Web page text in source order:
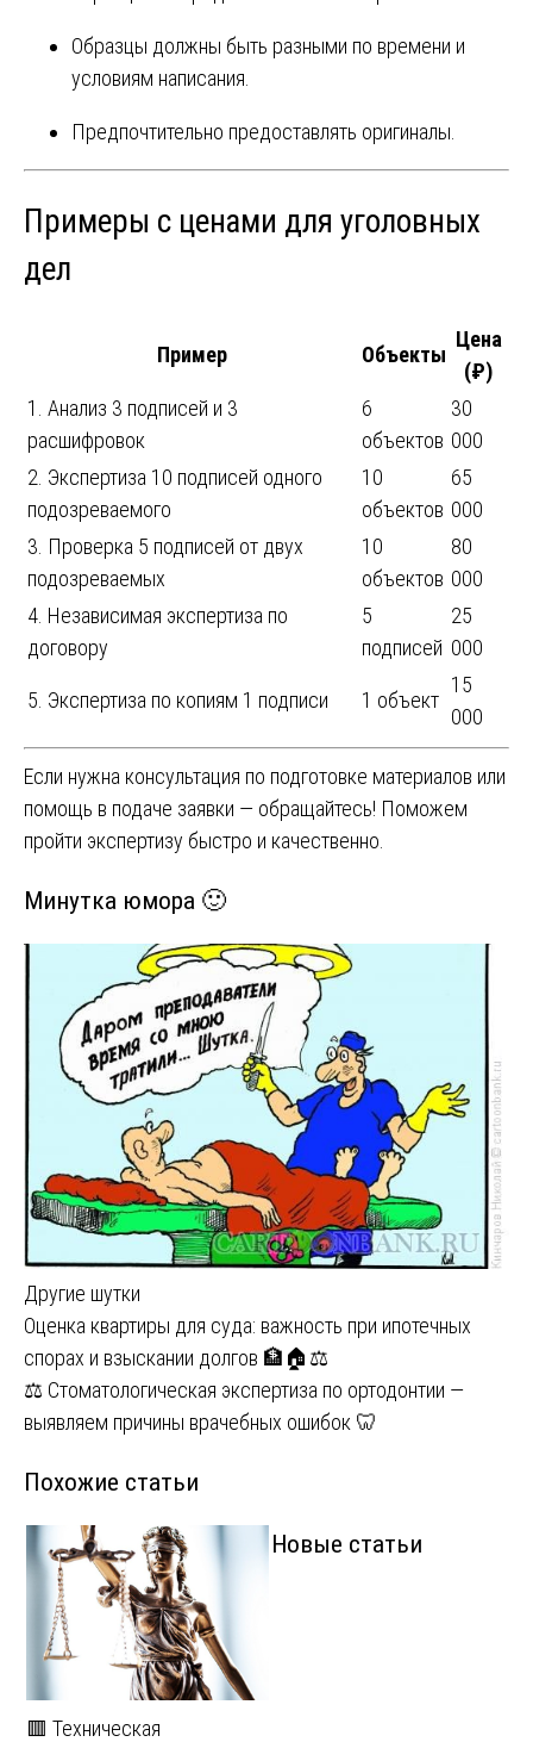
Образцы должны быть разными по времени и
условиям написания.
Предпочтительно предоставлять оригиналы.
Примеры с ценами для уголовных
дел
Пример Объекты
Цена
(₽)
1. Анализ 3 подписей и 3
расшифровок
6
объектов
30
000
2. Экспертиза 10 подписей одного
подозреваемого
10
объектов
65
000
3. Проверка 5 подписей от двух
подозреваемых
10
объектов
80
000
4. Независимая экспертиза по
договору
5
подписей
25
000
5. Экспертиза по копиям 1 подписи 1 объект
15
000
Если нужна консультация по подготовке материалов или
помощь в подаче заявки — обращайтесь! Поможем
пройти экспертизу быстро и качественно.
Минутка юмора 🙂
Другие шутки
Навигация
по
записям
Оценка квартиры для суда: важность при ипотечных
спорах и взыскании долгов 🏦🏠⚖️
⚖️ Стоматологическая экспертиза по ортодонтии —
выявляем причины врачебных ошибок 🦷
Похожие статьи
🟥 Техническая
Новые статьи